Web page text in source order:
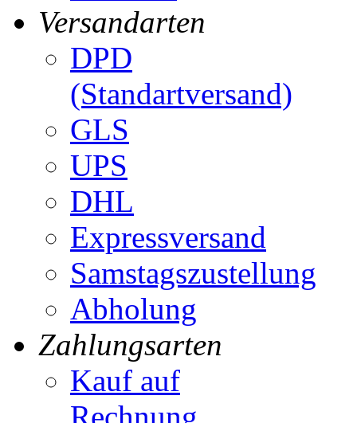
Versandarten
DPD
(Standartversand)
GLS
UPS
DHL
Expressversand
Samstagszustellung
Abholung
Zahlungsarten
Kauf auf